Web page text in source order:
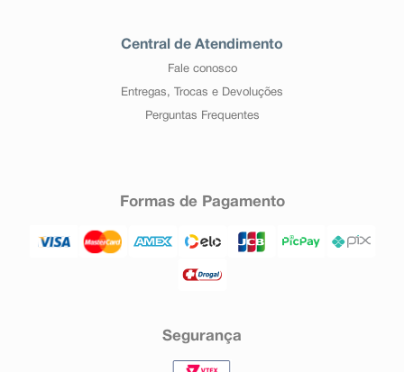
Central de Atendimento
Fale conosco
Entregas, Trocas e Devoluções
Perguntas Frequentes
Formas de Pagamento
Segurança